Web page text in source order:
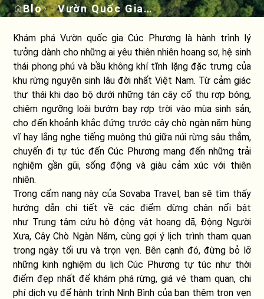
Blog
Vườn Quốc Gia
Khám phá Vườn quốc gia Cúc Phương là hành trình lý
tưởng dành cho những ai yêu thiên nhiên hoang sơ, hệ sinh
thái phong phú và bầu không khí tĩnh lặng đặc trưng của
khu rừng nguyên sinh lâu đời nhất Việt Nam. Từ cảm giác
thư thái khi dạo bộ dưới những tán cây cổ thụ rợp bóng,
chiêm ngưỡng loài bướm bay rợp trời vào mùa sinh sản,
cho đến khoảnh khắc đứng trước cây chò ngàn năm hùng
vĩ hay lắng nghe tiếng muông thú giữa núi rừng sâu thẳm,
chuyến đi tự túc đến Cúc Phương mang đến những trải
nghiệm gần gũi, sống động và giàu cảm xúc với thiên
nhiên.
Trong cẩm nang này của Sovaba Travel, bạn sẽ tìm thấy
hướng dẫn chi tiết về các điểm dừng chân nổi bật
như Trung tâm cứu hộ động vật hoang dã, Động Người
Xưa, Cây Chò Ngàn Năm, cùng gợi ý lịch trình tham quan
trong ngày tối ưu và trọn vẹn. Bên cạnh đó, đừng bỏ lỡ
những kinh nghiệm du lịch Cúc Phương tự túc như thời
điểm đẹp nhất để khám phá rừng, giá vé tham quan, chi
phí dịch vụ để hành trình Ninh Bình của bạn thêm trọn vẹn